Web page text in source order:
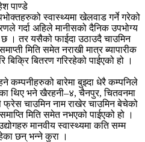
पाण्डे
स्वास्थ्यमा खेलवाड गर्ने गरेको
गर्दा अहिले मानीसको दैनिक उपभोग्य
। तर यसैको फाईदा उठाउदै चाउमिन
मिति समेत नराखी मात्र ब्यापारीक
बिक्रि बितरण गरिरहेको पाईएको हो ।
कम्पनीहरुको बारेमा बुझ्दा धेरै कम्पनिले
थिए भने खैरहनी–४, चैनपुर, चितवनमा
फ्रेस चाउमिन नाम राखेर चाउमिन बेचेको
मिति समेत नभएको पाईएको हो ।
मानवीय स्वास्थ्यमा कति सम्म
छन् भन्ने कुरा ।